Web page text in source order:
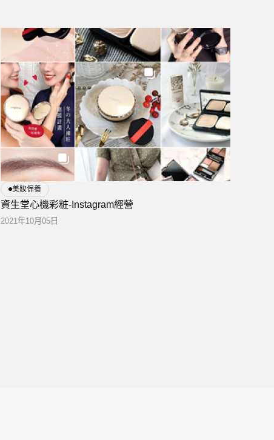
美妝保養
資生堂心機彩粧-Instagram經營
2021年10月05日